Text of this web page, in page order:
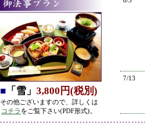
■ 「雪」 3,800円(税別)
その他ございますので、詳しくは
コチラ をご覧下さい(PDF形式)。
7/13
5/8